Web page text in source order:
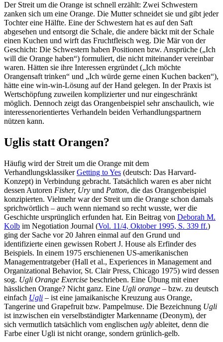
Der Streit um die Orange ist schnell erzählt: Zwei Schwestern
zanken sich um eine Orange. Die Mutter schneidet sie und gibt jeder
Tochter eine Hälfte. Eine der Schwestern hat es auf den Saft
abgesehen und entsorgt die Schale, die andere bäckt mit der Schale
einen Kuchen und wirft das Fruchtfleisch weg. Die Mär von der
Geschicht: Die Schwestern haben Positionen bzw. Ansprüche („Ich
will die Orange haben“) formuliert, die nicht miteinander vereinbar
waren. Hätten sie ihre Interessen ergründet („Ich möchte
Orangensaft trinken“ und „Ich würde gerne einen Kuchen backen“),
hätte eine win-win-Lösung auf der Hand gelegen. In der Praxis ist
Wertschöpfung zuweilen komplizierter und nur eingeschränkt
möglich. Dennoch zeigt das Orangenbeispiel sehr anschaulich, wie
interessenorientiertes Verhandeln beiden Verhandlungspartnern
nützen kann.
Uglis statt Orangen?
Häufig wird der Streit um die Orange mit dem
VerhandlungsklassikerGetting to Yes (deutsch: Das Harvard-
Konzept) in Verbindung gebracht. Tatsächlich waren es aber nicht
dessen Autoren Fisher, Ury und Patton, die das Orangenbeispiel
konzipierten. Vielmehr war der Streit um die Orange schon damals
sprichwörtlich – auch wenn niemand so recht wusste, wer die
Geschichte ursprünglich erfunden hat. Ein Beitrag von Deborah M.
Kolb im Negotiation Journal (Vol. 11/4, Oktober 1995, S. 339 ff.)
ging der Sache vor 20 Jahren einmal auf den Grund und
identifizierte einen gewissen Robert J. House als Erfinder des
Beispiels. In einem 1975 erschienenen US-amerikanischen
Managementratgeber (Hall et al., Experiences in Management and
Organizational Behavior, St. Clair Press, Chicago 1975) wird dessen
sog. Ugli Orange Exercise beschrieben. Eine Übung mit einer
hässlichen Orange? Nicht ganz. Eine Ugli orange – bzw. zu deutsch
einfach Ugli – ist eine jamaikanische Kreuzung aus Orange,
Tangerine und Grapefruit bzw. Pampelmuse. Die Bezeichnung Ugli
ist inzwischen ein verselbständigter Markenname (Deonym), der
sich vermutlich tatsächlich vom englischen ugly ableitet, denn die
Farbe einer Ugli ist nicht orange, sondern grünlich-gelb.